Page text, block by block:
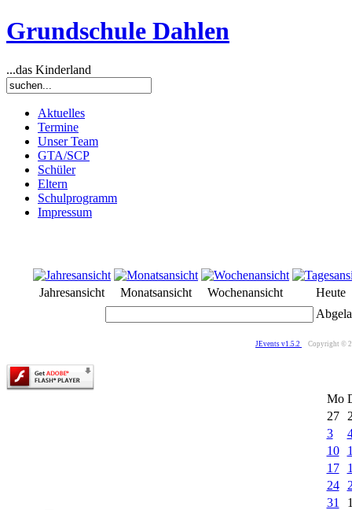
Grundschule Dahlen
...das Kinderland
Aktuelles
Termine
Unser Team
GTA/SCP
Schüler
Eltern
Schulprogramm
Impressum
Jahresansicht Monatsansicht Wochenansicht
Heute
JEvents v1.5.2 Copyright ©
Mo
27
3
10
17
24
31